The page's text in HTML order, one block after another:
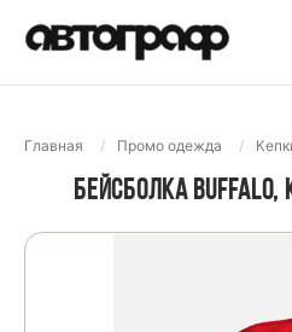
Главная Промо одежда
БЕЙСБОЛКА